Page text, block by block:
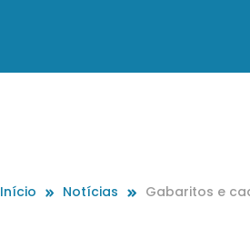
Início Notícias
Gabaritos e